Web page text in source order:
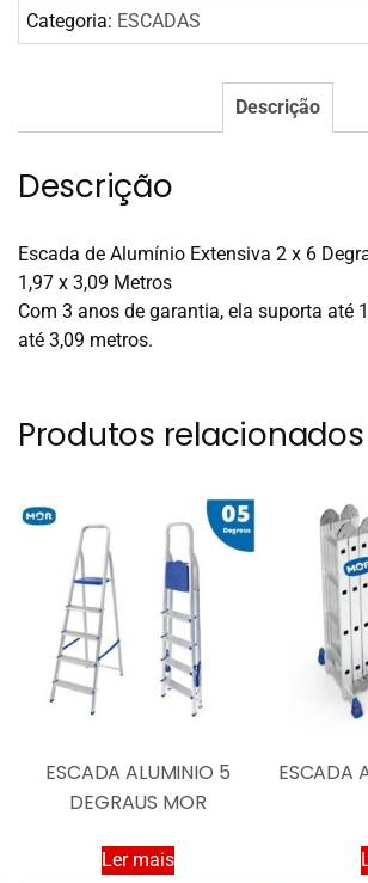
Categoria: ESCADAS
Descrição
Descrição
Escada de Alumínio Extensiva 2 x 6
1,97 x 3,09 Metros
Com 3 anos de garantia, ela suporta até
até 3,09 metros.
Produtos relacionados
ESCADA ALUMINIO 5
DEGRAUS MOR
Ler mais
ESCADA